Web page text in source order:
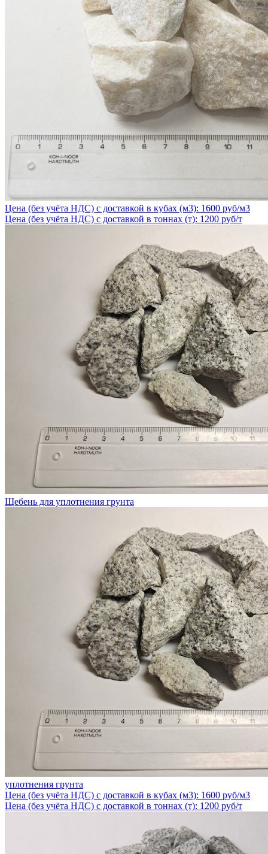
Цена (без учёта НДС) с доставкой в кубах (м3): 1600 руб/м3
Цена (без учёта НДС) с доставкой в тоннах (т): 1200 руб/т
Щебень для уплотнения грунта
уплотнения грунта
Цена (без учёта НДС) с доставкой в кубах (м3): 1600 руб/м3
Цена (без учёта НДС) с доставкой в тоннах (т): 1200 руб/т